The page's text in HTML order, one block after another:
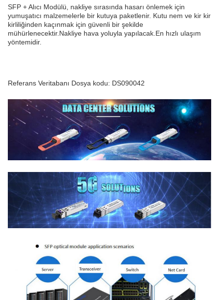
SFP + Alıcı Modülü, nakliye sırasında hasarı önlemek için
yumuşatıcı malzemelerle bir kutuya paketlenir. Kutu nem ve kir kir
kirliliğinden kaçınmak için güvenli bir şekilde
mühürlenecektir.Nakliye hava yoluyla yapılacak.En hızlı ulaşım
yöntemidir.
Referans Veritabanı Dosya kodu: DS090042